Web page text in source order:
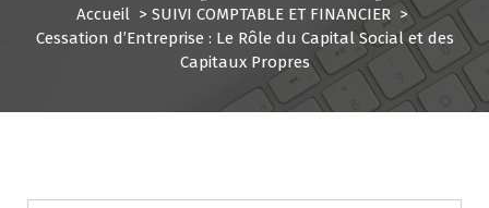
Accueil > SUIVI COMPTABLE ET FINANCIER >
Cessation d’Entreprise : Le Rôle du Capital Social et des
Capitaux Propres